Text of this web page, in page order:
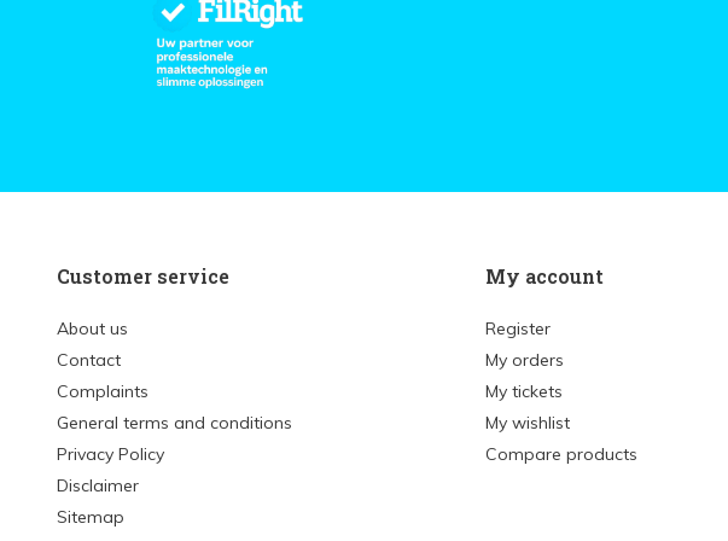
Customer service
About us
Contact
Complaints
General terms and conditions
Privacy Policy
Disclaimer
Sitemap
My account
Register
My orders
My tickets
My wishlist
Compare products